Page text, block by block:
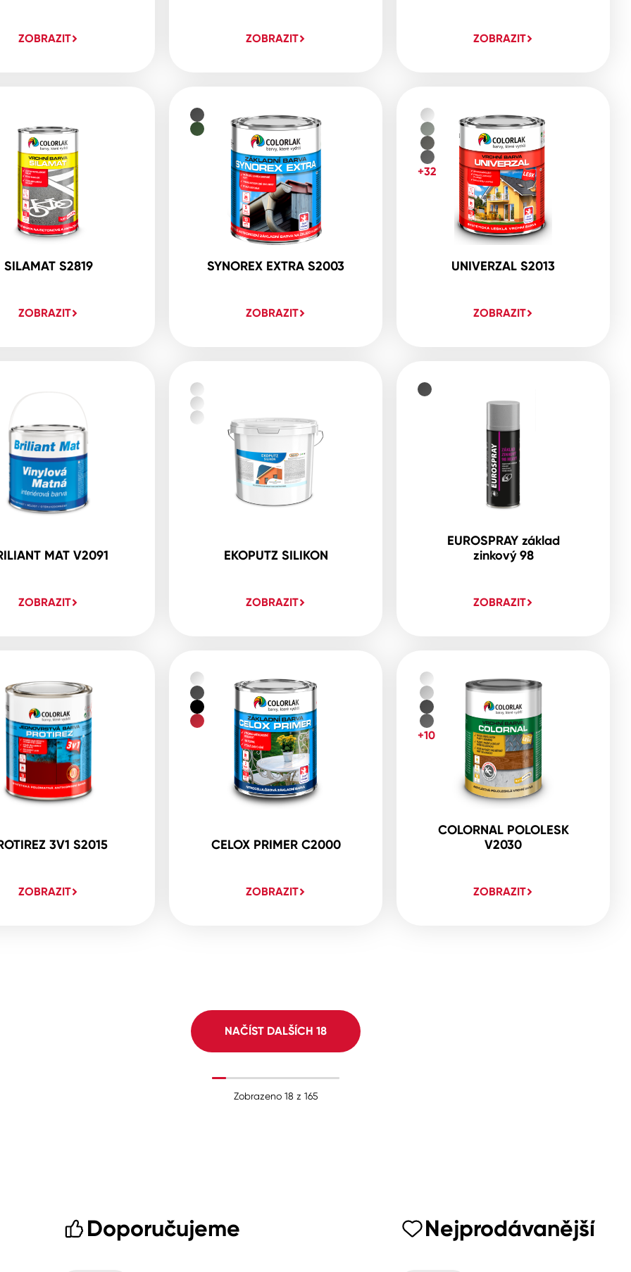
ZOBRAZIT ZOBRAZIT ZOBRAZIT
SILAMAT S2819
ZOBRAZIT
SYNOREX EXTRA S2003
ZOBRAZIT
UNIVERZAL S2013
ZOBRAZIT
+32
MAT V2091
ZOBRAZIT
EKOPUTZ SILIKON
ZOBRAZIT
EUROSPRAY základ
zinkový 98
ZOBRAZIT
3V1 S2015
ZOBRAZIT
CELOX PRIMER C2000
ZOBRAZIT
COLORNAL POLOLESK
V2030
ZOBRAZIT
+10
NAČÍST DALŠÍCH 18
Zobrazeno 18 z 165
Doporučujeme Nejprodávanější